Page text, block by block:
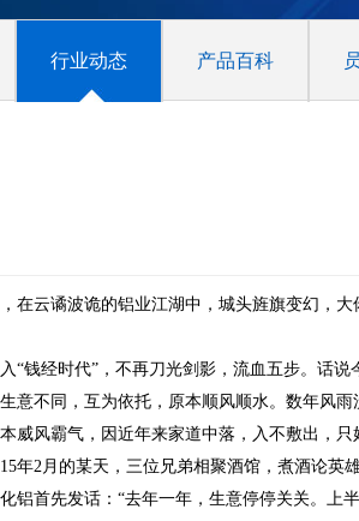
行业动态 产品百科
在云谲波诡的铝业江湖中，城头旌旗变幻，
“钱经时代”，不再刀光剑影，流血五步。话
意不同，互为依托，原本顺风顺水。数年风
威风霸气，因近年来家道中落，入不敷出，
年2月的某天，三位兄弟相聚酒馆，煮酒论英
铝首先发话：“去年一年，生意停停关关。上